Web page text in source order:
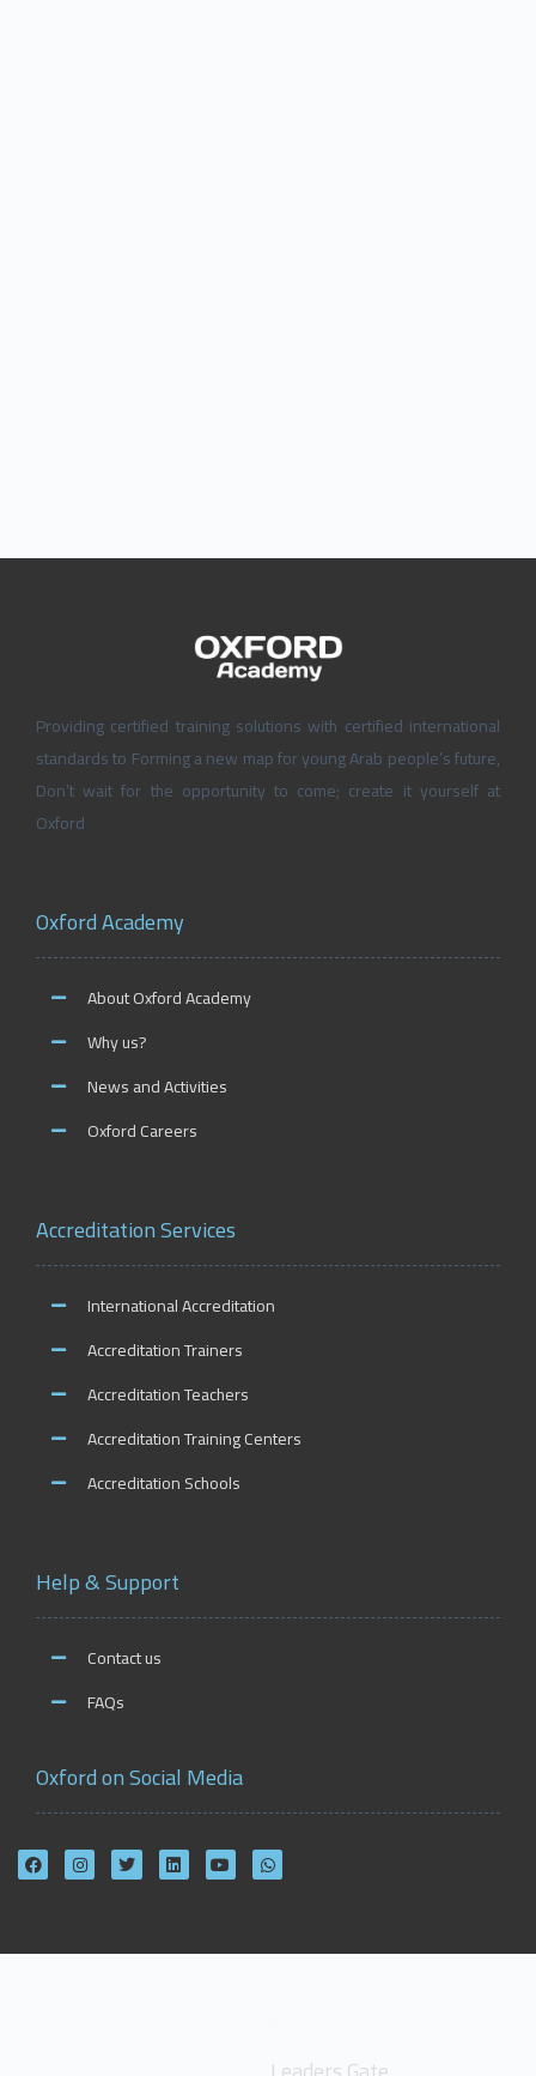
Providing certified training solutions with certified international
standards to Forming a new map for young Arab people’s future,
Don’t wait for the opportunity to come; create it yourself at
Oxford
Oxford Academy
About Oxford Academy
Why us?
News and Activities
Oxford Careers
Accreditation Services
International Accreditation
Accreditation Trainers
Accreditation Teachers
Accreditation Training Centers
Accreditation Schools
Help & Support
Contact us
FAQs
Oxford on Social Media